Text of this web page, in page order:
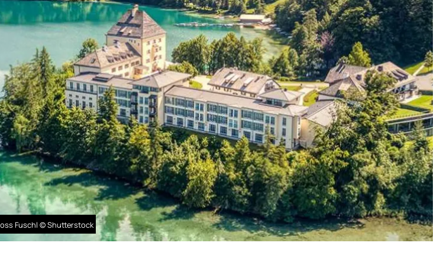
Fuschl © Shutterstock